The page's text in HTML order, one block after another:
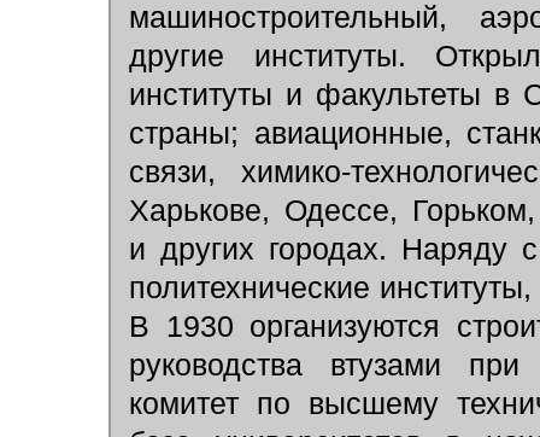
машиностроительный,
другие институты.
институты и факультеты в
страны; авиационные,
связи, химико-
Харькове, Одессе,
и других городах. Наряду
политехнические
В 1930 организуются
руководства втузами
комитет по высшему